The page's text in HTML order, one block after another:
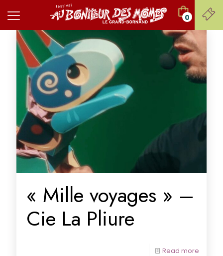
0
« Mille voyages » –
Cie La Pliure
Read more